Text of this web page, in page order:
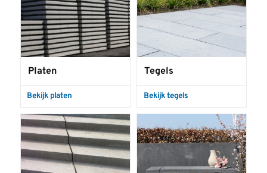
Platen
Bekijk platen
Tegels
Bekijk tegels